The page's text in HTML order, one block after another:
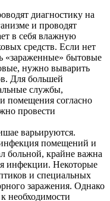
диагностику на
и проводят
в себя влажную
средств. Если нет
«зараженные» бытовые
нужно выварить
Для большей
службы,
согласно
провести
варьируются.
помещений и
больной, крайне важна
инфекции. Некоторые
и специальных
заражения. Однако
необходимости